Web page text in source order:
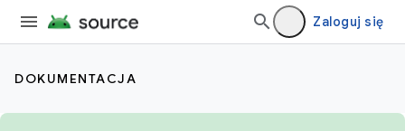
Zaloguj się
DOKUMENTACJA